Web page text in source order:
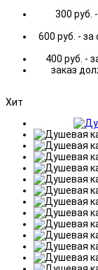
300 руб.
600 руб. -
400 руб. -
заказ
Хит